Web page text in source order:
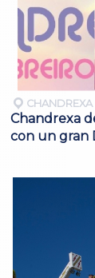
CHANDREXA
Chandrexa
con un gran